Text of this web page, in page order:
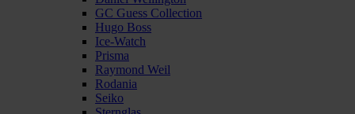
GC Guess Collection
Hugo Boss
Ice-Watch
Prisma
Raymond Weil
Rodania
Seiko